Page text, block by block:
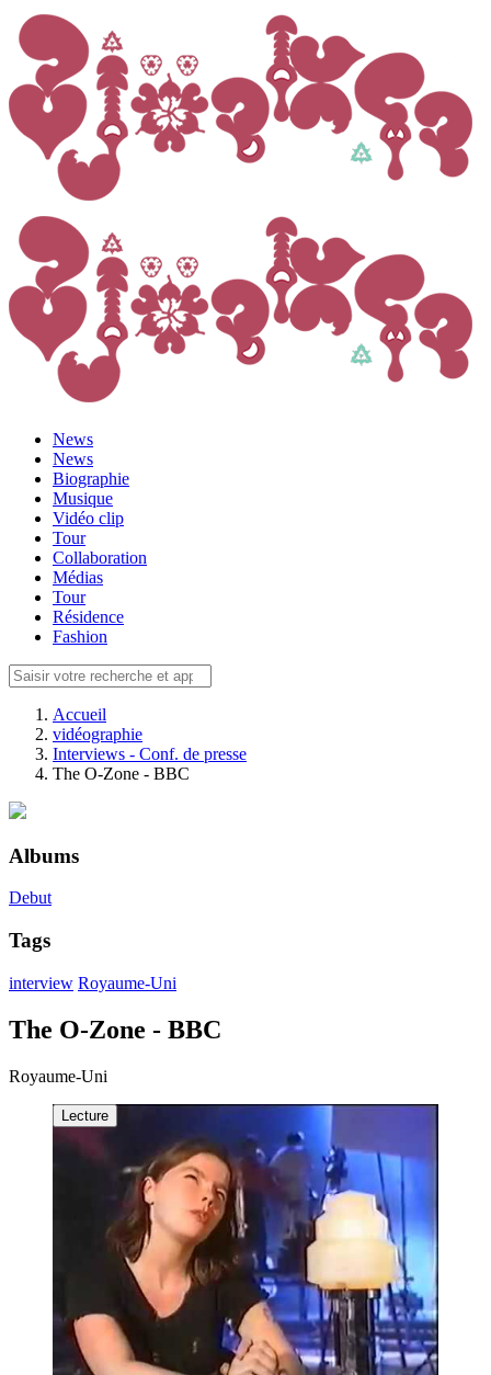
News
News
Biographie
Musique
Vidéo clip
Tour
Collaboration
Médias
Tour
Résidence
Fashion
Accueil
vidéographie
Interviews - Conf. de presse
The O-Zone - BBC
Albums
Debut
Tags
interview Royaume-Uni
The O-Zone - BBC
Royaume-Uni
Lecture